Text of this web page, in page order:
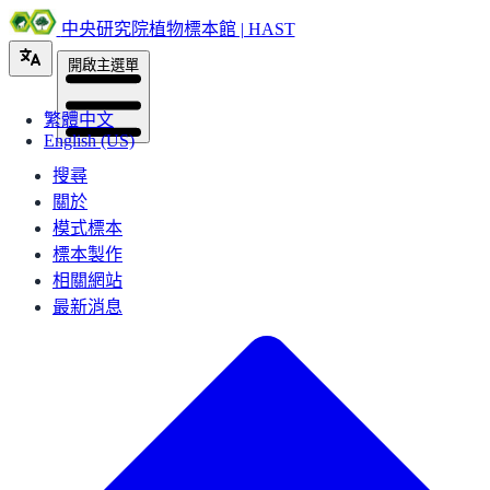
中央研究院植物標本館 | HAST
繁體中文
English (US)
開啟主選單
搜尋
關於
模式標本
標本製作
相關網站
最新消息